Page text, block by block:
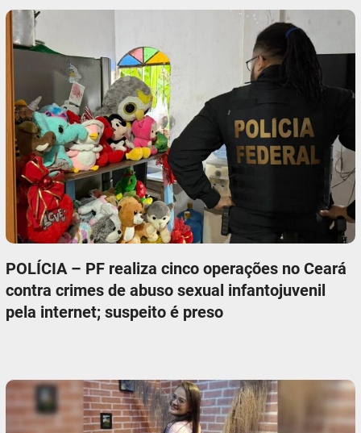
POLÍCIA – PF realiza cinco operações no Ceará
contra crimes de abuso sexual infantojuvenil
pela internet; suspeito é preso